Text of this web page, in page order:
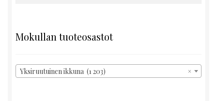
Mokullan tuoteosastot
×
Yksiruutuinen ikkuna (1 203)